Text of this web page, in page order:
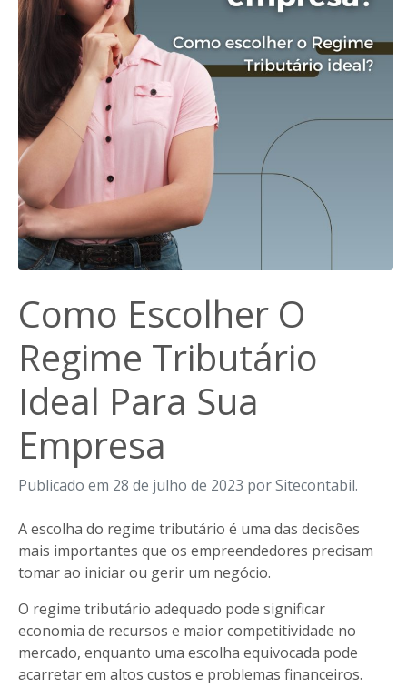
Como Escolher O
Regime Tributário
Ideal Para Sua
Empresa
Publicado em 28 de julho de 2023 por Sitecontabil.
A escolha do regime tributário é uma das decisões
mais importantes que os empreendedores precisam
tomar ao iniciar ou gerir um negócio.
O regime tributário adequado pode significar
economia de recursos e maior competitividade no
mercado, enquanto uma escolha equivocada pode
acarretar em altos custos e problemas financeiros.